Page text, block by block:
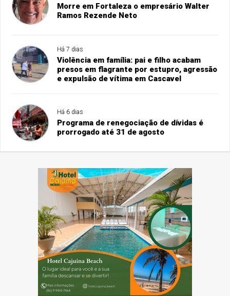
Morre em Fortaleza o empresário Walter
Ramos Rezende Neto
Há 7 dias
Violência em família: pai e filho acabam
presos em flagrante por estupro, agressão
e expulsão de vítima em Cascavel
Há 6 dias
Programa de renegociação de dívidas é
prorrogado até 31 de agosto